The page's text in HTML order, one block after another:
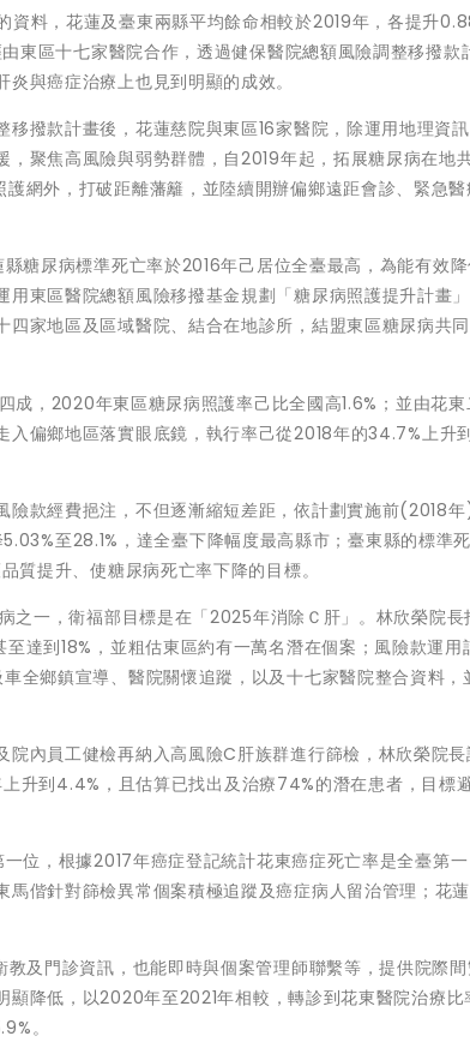
資料，花蓮及臺東兩縣平均餘命相較於2019年，各提升
東區十七家醫院合作，透過健保醫院總額風險調整移撥款
與癌症治療上也見到明顯的成效。
撥款計畫後，花蓮慈院與東區16家醫院，除運用地理資
聚焦高風險與弱勢群體，自2019年起，拓展糖尿病在地
網外，打破距離藩籬，並陸續開辦偏鄉遠距會診、緊急
糖尿病標準死亡率於2016年己居位全臺最高，為能有效
東區醫院總額風險移撥基金規劃「糖尿病照護提升計畫
家地區及區域醫院、結合在地診所，結盟東區糖尿病共
成，2020年東區糖尿病照護率己比全國高1.6%；並由花
入偏鄉地區落實眼底鏡，執行率己從2018年的34.7%上升
款經費挹注，不但逐漸縮短差距，依計劃實施前(2018
至28.1%，達全臺下降幅度最高縣市；臺東縣的標準
質提升、使糖尿病死亡率下降的目標。
一，衛福部目標是在「2025年消除Ｃ肝」。林欣榮院長
達到18%，並粗估東區約有一萬名潛在個案；風險款運用
全鄉鎮宣導、醫院關懷追蹤，以及十七家醫院整合資料，
內員工健檢再納入高風險C肝族群進行篩檢，林欣榮院
升到4.4%，且估算已找出及治療74%的潛在患者，目標
位，根據2017年癌症登記統計花東癌症死亡率是全臺第
偕針對篩檢異常個案積極追蹤及癌症病人留治管理；花
及門診資訊，也能即時與個案管理師聯繫等，提供院際
降低，以2020年至2021年相較，轉診到花東醫院治療比
。